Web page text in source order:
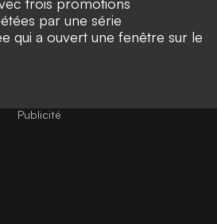
par une série
qui a ouvert une fenêtre sur le
Publicité